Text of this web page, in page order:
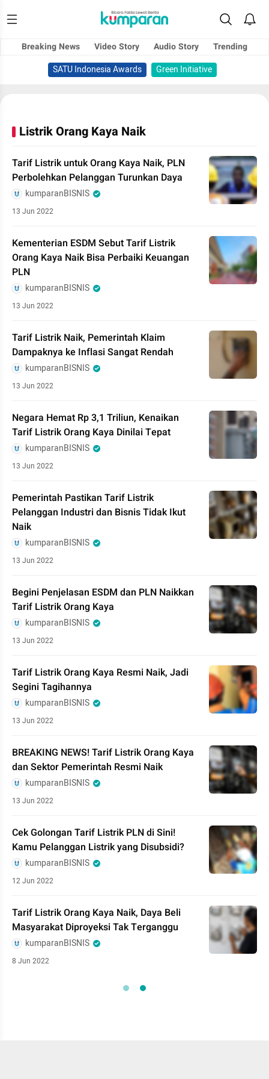
Breaking News Video Story Audio Story
Trending
SATU Indonesia Awards
Green Initiative
Listrik Orang Kaya Naik
Tarif Listrik untuk Orang Kaya Naik, PLN
Perbolehkan Pelanggan Turunkan Daya
kumparanBISNIS
13 Jun 2022
Kementerian ESDM Sebut Tarif Listrik
Orang Kaya Naik Bisa Perbaiki Keuangan
PLN
kumparanBISNIS
13 Jun 2022
Tarif Listrik Naik, Pemerintah Klaim
Dampaknya ke Inflasi Sangat Rendah
kumparanBISNIS
13 Jun 2022
Negara Hemat Rp 3,1 Triliun, Kenaikan
Tarif Listrik Orang Kaya Dinilai Tepat
kumparanBISNIS
13 Jun 2022
Pemerintah Pastikan Tarif Listrik
Pelanggan Industri dan Bisnis Tidak Ikut
Naik
kumparanBISNIS
13 Jun 2022
Begini Penjelasan ESDM dan PLN Naikkan
Tarif Listrik Orang Kaya
kumparanBISNIS
13 Jun 2022
Tarif Listrik Orang Kaya Resmi Naik, Jadi
Segini Tagihannya
kumparanBISNIS
13 Jun 2022
BREAKING NEWS! Tarif Listrik Orang Kaya
dan Sektor Pemerintah Resmi Naik
kumparanBISNIS
13 Jun 2022
Cek Golongan Tarif Listrik PLN di Sini!
Kamu Pelanggan Listrik yang Disubsidi?
kumparanBISNIS
12 Jun 2022
Tarif Listrik Orang Kaya Naik, Daya Beli
Masyarakat Diproyeksi Tak Terganggu
kumparanBISNIS
8 Jun 2022